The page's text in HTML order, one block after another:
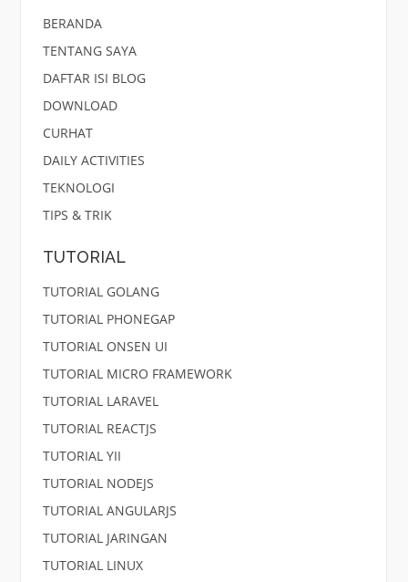
BERANDA
TENTANG SAYA
DAFTAR ISI BLOG
DOWNLOAD
CURHAT
DAILY ACTIVITIES
TEKNOLOGI
TIPS & TRIK
TUTORIAL
TUTORIAL GOLANG
TUTORIAL PHONEGAP
TUTORIAL ONSEN UI
TUTORIAL MICRO FRAMEWORK
TUTORIAL LARAVEL
TUTORIAL REACTJS
TUTORIAL YII
TUTORIAL NODEJS
TUTORIAL ANGULARJS
TUTORIAL JARINGAN
TUTORIAL LINUX